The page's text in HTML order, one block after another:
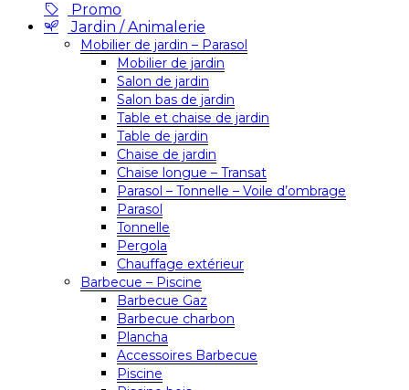
Promo
Jardin / Animalerie
Mobilier de jardin – Parasol
Mobilier de jardin
Salon de jardin
Salon bas de jardin
Table et chaise de jardin
Table de jardin
Chaise de jardin
Chaise longue – Transat
Parasol – Tonnelle – Voile d’ombrage
Parasol
Tonnelle
Pergola
Chauffage extérieur
Barbecue – Piscine
Barbecue Gaz
Barbecue charbon
Plancha
Accessoires Barbecue
Piscine